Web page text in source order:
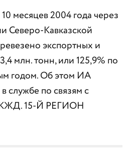
месяцев 2004 года через
Северо-Кавказской
экспортных и
млн. тонн, или 125,9% по
годом. Об этом ИА
службе по связям с
15-Й РЕГИОН